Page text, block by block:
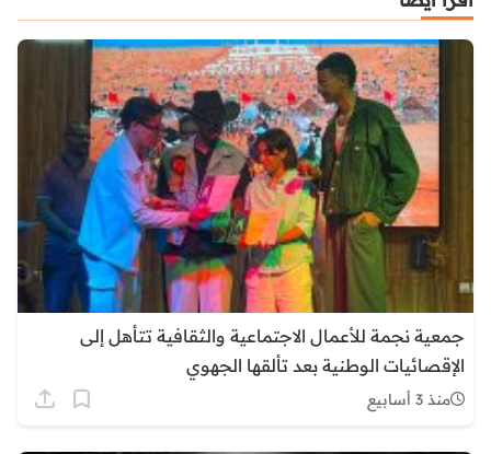
جمعية نجمة للأعمال الاجتماعية والثقافية تتأهل إلى
الإقصائيات الوطنية بعد تألقها الجهوي
منذ 3 أسابيع